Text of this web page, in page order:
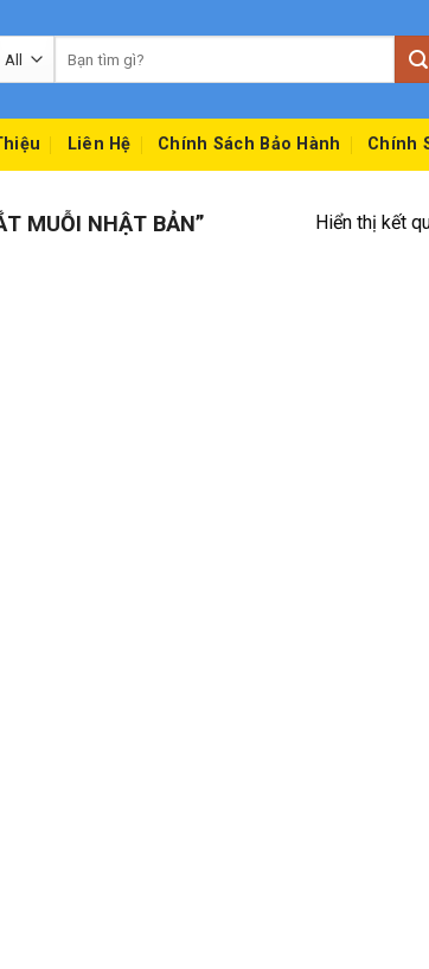
kiếm:
Liên Hệ Chính Sách Bảo Hành Chính
MUỖI NHẬT BẢN” Hiển thị kết